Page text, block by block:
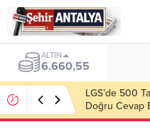
ALTIN
6.660,55
LGS’de 500
Doğru Cevap